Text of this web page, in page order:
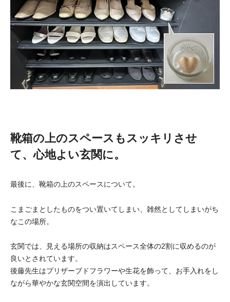
靴箱の上のスペースもスッキリさせ
て、心地よい玄関に。
最後に、靴箱の上のスペースについて。
こまごまとしたものをつい置いてしまい、雑然としてしまいがち
なこの場所。
玄関では、見える場所の収納はスペース全体の2割に収めるのが
良いとされています。
後藤先生はプリザーブドフラワーや生花を飾って、お手入れをし
ながら華やかな玄関空間を演出しています。